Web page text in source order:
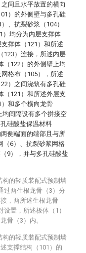
间且水平放置的横向
）的外侧壁与多孔硅
、抗裂砂浆（104）
）均分为内层支撑体
撑体（121）和所述
123）连接，所述内层
（122）的外侧壁上均
格布（105），所述
）之间浇筑有多孔硅
（121）和所述外层支
和多个横向龙骨
均间隔设有多个拼接空
硅酸盐保温材料
侧端面的端部且与所
（6）、抗裂砂浆网格
9），并与多孔硅酸盐
构的轻质装配式预制墙
过两生根龙骨（3）分
，两所述生根龙骨
设置，所述板体（1）
骨（3）内。
构的轻质装配式预制墙
支撑结构（101）的